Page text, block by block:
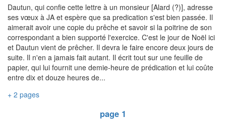
Dautun, qui confie cette lettre à un monsieur [Alard (?)], adresse
ses vœux à JA et espère que sa predication s'est bien passée. Il
aimerait avoir une copie du prêche et savoir si la poitrine de son
correspondant a bien supporté l'exercice. C'est le jour de Noël ici
et Dautun vient de prêcher. Il devra le faire encore deux jours de
suite. Il n'en a jamais fait autant. Il écrit tout sur une feuille de
papier, qui lui fournit une demie-heure de prédication et lui coûte
entre dix et douze heures de...
+ 2 pages
page 1